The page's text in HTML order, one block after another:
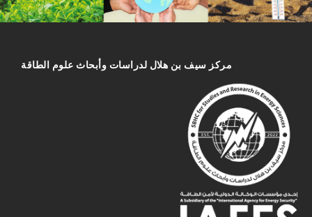
مركز سیف بن هلال لدراسات وأبحاث علوم الطاقة